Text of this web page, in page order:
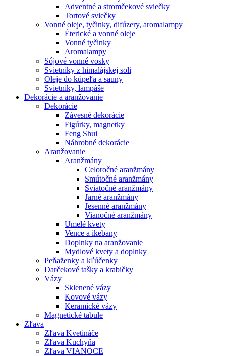
Adventné a stromčekové sviečky
Tortové sviečky
Vonné oleje, tyčinky, difúzery, aromalampy
Éterické a vonné oleje
Vonné tyčinky
Aromalampy
Sójové vonné vosky
Svietniky z himalájskej soli
Oleje do kúpeľa a sauny
Svietniky, lampáše
Dekorácie a aranžovanie
Dekorácie
Závesné dekorácie
Figúrky, magnetky
Feng Shui
Náhrobné dekorácie
Aranžovanie
Aranžmány
Celoročné aranžmány
Smútočné aranžmány
Sviatočné aranžmány
Jarné aranžmány
Jesenné aranžmány
Vianočné aranžmány
Umelé kvety
Vence a ikebany
Doplnky na aranžovanie
Mydlové kvety a doplnky
Peňaženky a kľúčenky
Darčekové tašky a krabičky
Vázy
Sklenené vázy
Kovové vázy
Keramické vázy
Magnetické tabule
Zľava
Zľava Kvetináče
Zľava Kuchyňa
Zľava VIANOCE